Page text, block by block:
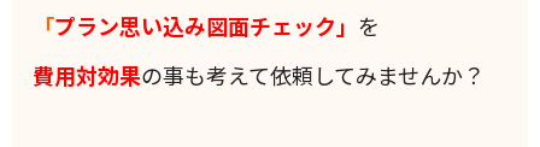
「プラン思い込み図面チェック」 を
費用対効果の事も考えて依頼してみませんか？